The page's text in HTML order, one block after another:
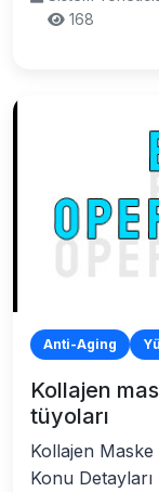
168
Anti-Aging
Kollajen
tüyoları
Kollajen Maske
Konu